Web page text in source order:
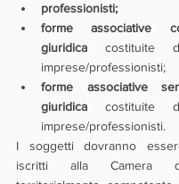
professionisti;
forme associative
giuridica costituite
imprese/professionisti;
forme associative
giuridica costituite
imprese/professionisti.
I soggetti dovranno
iscritti alla Camera